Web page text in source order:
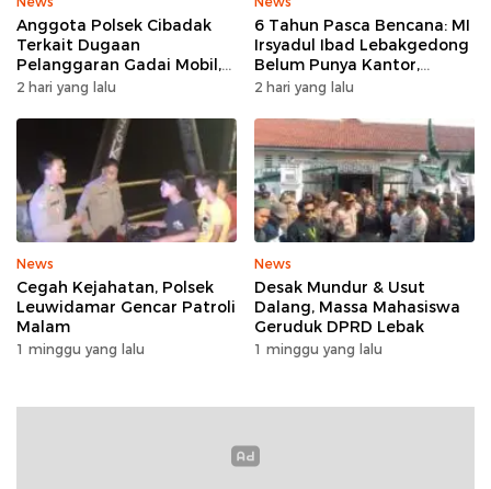
Anggota Polsek Cibadak
Terkait Dugaan
Pelanggaran Gadai Mobil,
Kasus Ditangani Bid
2 hari yang lalu
6 Tahun Pasca Bencana: MI
Irsyadul Ibad Lebakgedong
Belum Punya Kantor,
Belajar Tanpa Meja-Kursi
2 hari yang lalu
News
Cegah Kejahatan, Polsek
Leuwidamar Gencar Patroli
Malam
1 minggu yang lalu
News
Desak Mundur & Usut
Dalang, Massa Mahasiswa
Geruduk DPRD Lebak
1 minggu yang lalu